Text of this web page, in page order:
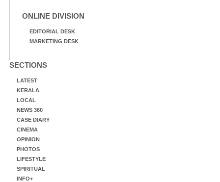
ONLINE DIVISION
EDITORIAL DESK
MARKETING DESK
SECTIONS
LATEST
KERALA
LOCAL
NEWS 360
CASE DIARY
CINEMA
OPINION
PHOTOS
LIFESTYLE
SPIRITUAL
INFO+